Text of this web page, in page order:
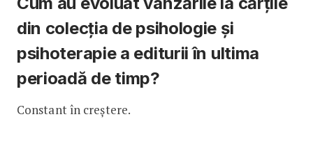
din colecția de psihologie și
psihoterapie a editurii în ultima
perioadă de timp?
Constant în creștere.